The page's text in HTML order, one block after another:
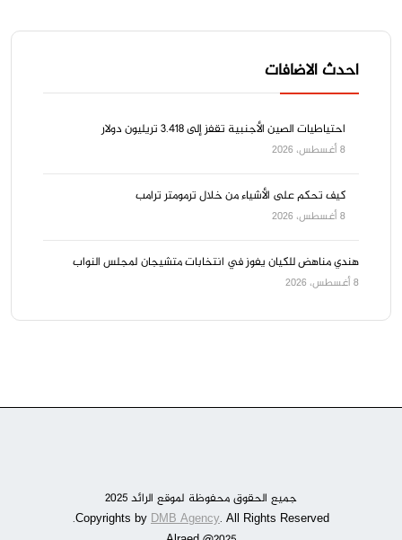
احدث الاضافات
احتياطيات الصين الأجنبية تقفز إلى 3.418 تريليون دولار
8 أغسطس، 2026
كيف تحكم على الأشياء من خلال ترمومتر ترامب
8 أغسطس، 2026
هندي مناهض للكيان يفوز في انتخابات متشيجان لمجلس النواب
8 أغسطس، 2026
جميع الحقوق محفوظة لموقع الرائد 2025
DMB Agency. All Rights Reserved.